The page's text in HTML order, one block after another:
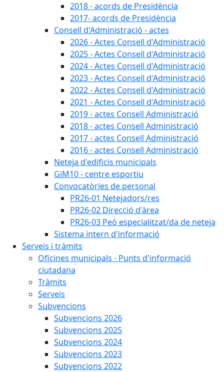
2018 - acords de Presidència
2017- acords de Presidència
Consell d'Administració - actes
2026 - Actes Consell d'Administració
2025 - Actes Consell d'Administració
2024 - Actes Consell d'Administració
2023 - Actes Consell d'Administració
2022 - Actes Consell d'Administració
2021 - Actes Consell d'Administració
2019 - actes Consell Administració
2018 - actes Consell Administració
2017 - actes Consell Administració
2016 - actes Consell Administració
Neteja d'edificis municipals
GiM10 - centre esportiu
Convocatòries de personal
PR26-01 Netejadors/res
PR26-02 Direcció d'àrea
PR26-03 Peó especialitzat/da de neteja
Sistema intern d'informació
Serveis i tràmits
Oficines municipals - Punts d'informació
ciutadana
Tràmits
Serveis
Subvencions
Subvencions 2026
Subvencions 2025
Subvencions 2024
Subvencions 2023
Subvencions 2022